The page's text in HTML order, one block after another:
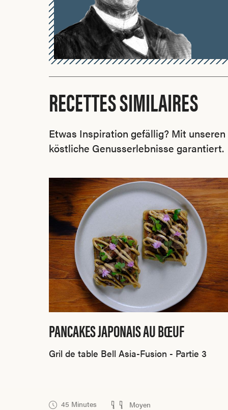
RECETTES SIMILAIRES
Etwas Inspiration gefällig? Mit
köstliche Genusserlebnisse garantiert.
PANCAKES JAPONAIS AU BŒUF
Gril de table Bell Asia-Fusion - Partie 3
45 Minutes Moyen